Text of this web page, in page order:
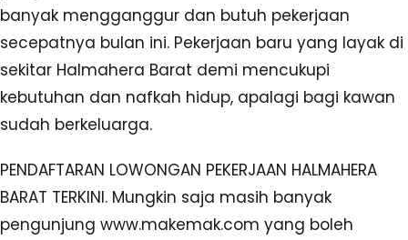
banyak mengganggur dan butuh pekerjaan
secepatnya bulan ini. Pekerjaan baru yang layak di
sekitar Halmahera Barat demi mencukupi
kebutuhan dan nafkah hidup, apalagi bagi kawan
sudah berkeluarga.
PENDAFTARAN LOWONGAN PEKERJAAN HALMAHERA
BARAT TERKINI. Mungkin saja masih banyak
pengunjung www.makemak.com yang boleh